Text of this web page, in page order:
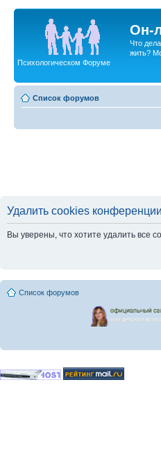
Он-
Что
жить?
Психологическом Форуме
Список форумов
Удалить cookies конференции
Вы уверены, что хотите удалить все
Список форумов